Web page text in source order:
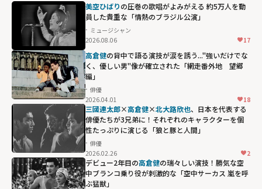
美空ひばりの圧巻の歌唱がよみがえる 約5万人を動
員した貴重な「情熱のブラジル公演」
ミュージシャン
2026.08.06
17
高倉健の背中で語る演技が涙を誘う..."強いだけでな
く、優しい男"像が確立された「網走番外地 望郷
編」
俳優
2026.04.01
18
三國連太郎×高倉健×北大路欣也、日本を代表する
俳優たちが3兄弟に！それぞれのキャラクターを個
性たっぷりに演じる「狼と豚と人間」
俳優
2026.02.26
2
デビュー2年目の高倉健の瑞々しい演技！勝気な空
中ブランコ乗り役が刺激的な「空中サーカス 嵐を呼
ぶ猛獣」